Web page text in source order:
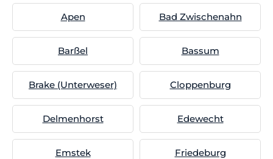
Apen Bad Zwischenahn
Barßel Bassum
Brake (Unterweser) Cloppenburg
Delmenhorst Edewecht
Emstek Friedeburg